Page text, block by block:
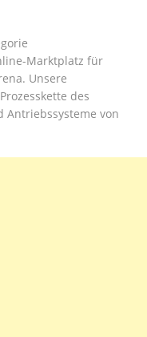
Marktplatz für
Unsere
des
Antriebssysteme von